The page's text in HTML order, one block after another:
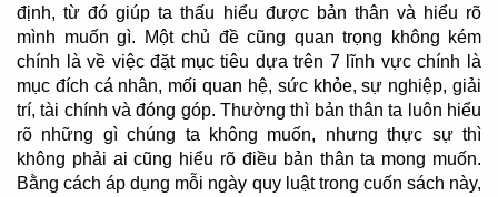
định, từ đó giúp ta thấu hiểu được bản thân và hiểu rõ
mình muốn gì. Một chủ đề cũng quan trọng không kém
chính là về việc đặt mục tiêu dựa trên 7 lĩnh vực chính là
mục đích cá nhân, mối quan hệ, sức khỏe, sự nghiệp, giải
trí, tài chính và đóng góp. Thường thì bản thân ta luôn hiểu
rõ những gì chúng ta không muốn, nhưng thực sự thì
không phải ai cũng hiểu rõ điều bản thân ta mong muốn.
Bằng cách áp dụng mỗi ngày quy luật trong cuốn sách này,